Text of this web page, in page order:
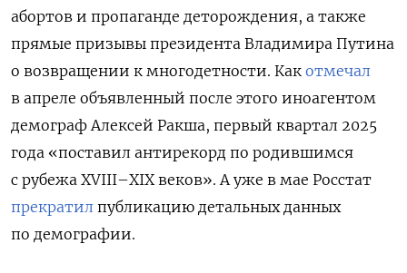
абортов и пропаганде деторождения, а также
прямые призывы президента Владимира Путина
о возвращении к многодетности. Как отмечал
в апреле объявленный после этого иноагентом
демограф Алексей Ракша, первый квартал 2025
года «поставил антирекорд по родившимся
с рубежа XVIII–XIX веков». А уже в мае Росстат
прекратил публикацию детальных данных
по демографии.